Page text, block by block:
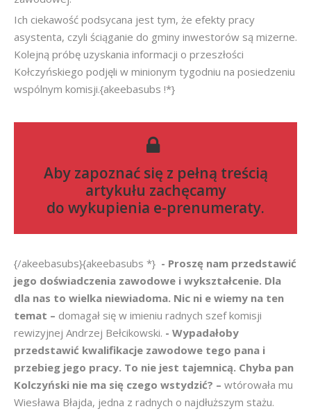
Ich ciekawość podsycana jest tym, że efekty pracy
asystenta, czyli ściąganie do gminy inwestorów są mizerne.
Kolejną próbę uzyskania informacji o przeszłości
Kołczyńskiego podjęli w minionym tygodniu na posiedzeniu
wspólnym komisji.{akeebasubs !*}
Aby zapoznać się z pełną treścią
artykułu zachęcamy
do wykupienia e-prenumeraty.
{/akeebasubs}{akeebasubs *} - Proszę nam przedstawić
jego doświadczenia zawodowe i wykształcenie. Dla
dla nas to wielka niewiadoma. Nic ni e wiemy na ten
temat – domagał się w imieniu radnych szef komisji
rewizyjnej Andrzej Bełcikowski. - Wypadałoby
przedstawić kwalifikacje zawodowe tego pana i
przebieg jego pracy. To nie jest tajemnicą. Chyba pan
Kolczyński nie ma się czego wstydzić? – wtórowała mu
Wiesława Błajda, jedna z radnych o najdłuższym stażu.